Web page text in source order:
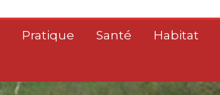
Pratique Santé Habitat